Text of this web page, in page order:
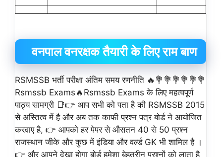
वनपाल वनरक्षक तैयारी के लिए राम बाण
RSMSSB भर्ती परीक्षा अंतिम समय रणनीति 🔥💐💐💐💐💐💐
Rsmssb Exams🔥Rsmssb Exams के लिए महत्वपूर्ण
पाठ्य सामग्री 📑👉 आप सभी को पता है की RSMSSB 2015
से अस्तित्व में है और अब तक काफी प्रश्न पत्र बोर्ड ने आयोजित
करवाए है, 👉 आपको हर पेपर से औसतन 40 से 50 प्रश्न
राजस्थान जीके और कुछ में इंडिया और वर्ल्ड GK भी शामिल है ।
👉 और आपने देखा होगा बोर्ड हमेशा बेहतरीन प्रश्नों को लाता है